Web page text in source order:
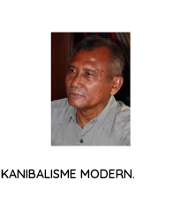
KANIBALISME MODERN.